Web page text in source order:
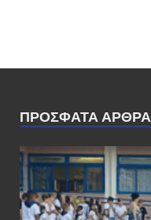
ΠΡΌΣΦΑΤΑ ΆΡΘΡΑ